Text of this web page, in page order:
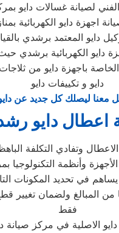
لصيانة غسالات دايو
اجهزة دايو الكهربائية
دايو المعتمد برشدي
دايو الكهربائية برشدي
باجهزة دايو من
دايو و تكييفات دايو
معنا ليصلك كل جديد عن
اعطال دايو
وتفادي التكلفة
وأنظمة التكنولوجيا
في تحديد المكونات
من المبالغ ولضمان تغيير
فقط